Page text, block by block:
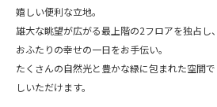
嬉しい便利な立地。
雄大な眺望が広がる最上階の2フロアを独占し、
おふたりの幸せの一日をお手伝い。
たくさんの自然光と豊かな緑に包まれた空間で
しいただけます。